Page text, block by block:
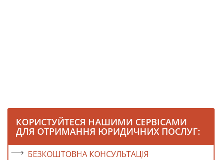
КОРИСТУЙТЕСЯ НАШИМИ СЕРВІСАМИ
ДЛЯ ОТРИМАННЯ ЮРИДИЧНИХ ПОСЛУГ:
БЕЗКОШТОВНА КОНСУЛЬТАЦІЯ